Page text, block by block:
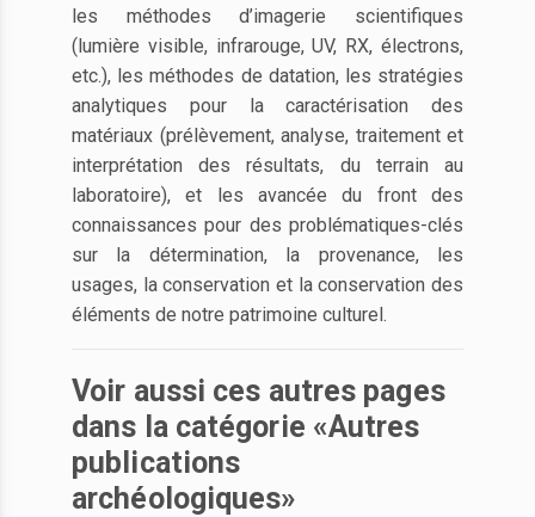
les méthodes d’imagerie scientifiques
(lumière visible, infrarouge, UV, RX, électrons,
etc.), les méthodes de datation, les stratégies
analytiques pour la caractérisation des
matériaux (prélèvement, analyse, traitement et
interprétation des résultats, du terrain au
laboratoire), et les avancée du front des
connaissances pour des problématiques-clés
sur la détermination, la provenance, les
usages, la conservation et la conservation des
éléments de notre patrimoine culturel.
Voir aussi ces autres pages
dans la catégorie «Autres
publications
archéologiques»